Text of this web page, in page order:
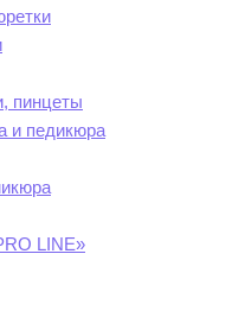
пинцеты
и педикюра
LINE»